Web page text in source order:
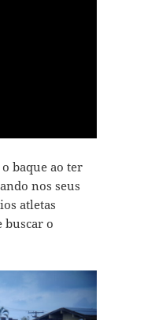
baque ao ter
nos seus
atletas
o